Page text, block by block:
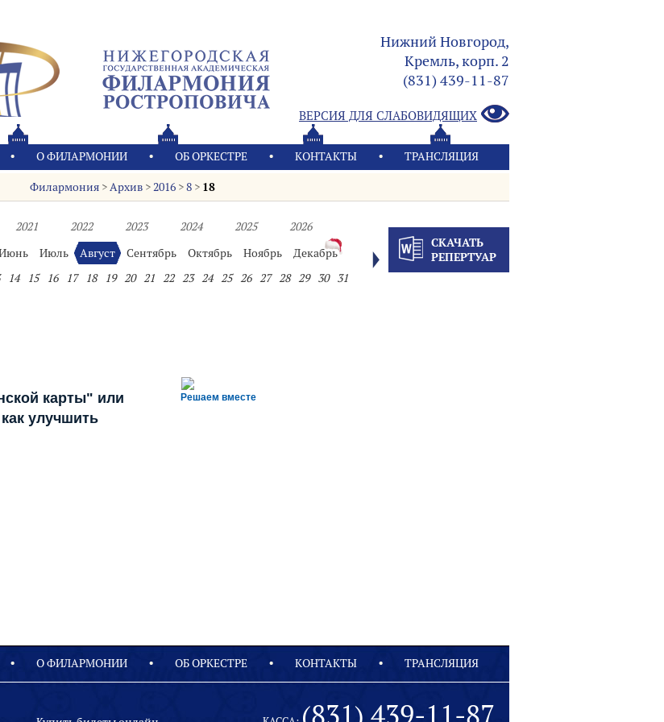
Нижний Новгород,
Кремль, корп. 2
(831) 439-11-87
ВЕРСИЯ ДЛЯ СЛАБОВИДЯЩИХ
О ФИЛАРМОНИИ OБ ОРКЕСТРЕ КОНТАКТЫ ТРАНСЛЯЦИЯ
Филармония >Архив >2016 >8 > 18
2021 2022 2023 2024 2025
2026
Июль Август Сентябрь Октябрь Ноябрь
Декабрь
14 15 16 17 18 19 20 21 22 23 24 25 26 27 28 29 30 31
СКАЧАТЬ
РЕПЕРТУАР
Решаем вместе
карты" или
улучшить
О ФИЛАРМОНИИ OБ ОРКЕСТРЕ КОНТАКТЫ ТРАНСЛЯЦИЯ